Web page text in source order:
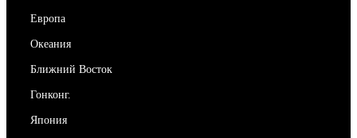
Европа
Океания
Ближний Восток
Гонконг.
Япония